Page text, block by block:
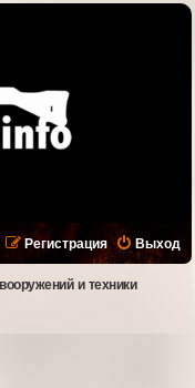
Выход
Регистрация
и техники